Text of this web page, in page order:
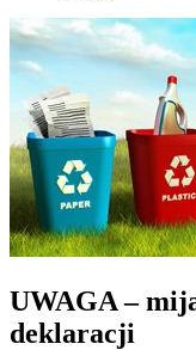
UWAGA –
deklaracji